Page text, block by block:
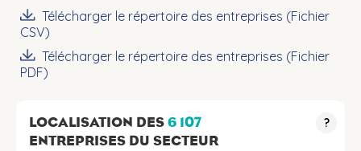
Télécharger le répertoire des entreprises (Fichier
CSV)
Télécharger le répertoire des entreprises (Fichier
PDF)
LOCALISATION DES6 107
ENTREPRISES DU SECTEUR
?